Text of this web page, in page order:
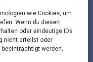
wie Cookies, um
Wenn du diesen
oder eindeutige IDs
nicht erteilst oder
werden.
Sachsen e.V.